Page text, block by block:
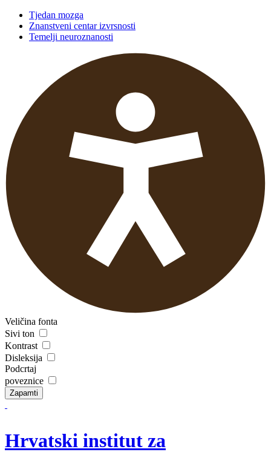
Tjedan mozga
Znanstveni centar izvrsnosti
Temelji neuroznanosti
Veličina fonta
Sivi ton
Kontrast
Disleksija
Podcrtaj
poveznice
Zapamti
Hrvatski institut za